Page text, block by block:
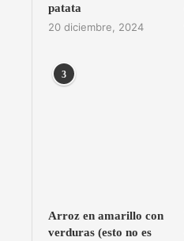
patata
20 diciembre, 2024
3
Arroz en amarillo con
verduras (esto no es